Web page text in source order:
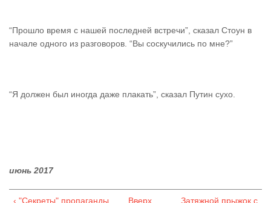
“Прошло время с нашей последней встречи”, сказал Стоун в
начале одного из разговоров. “Вы соскучились по мне?”
“Я должен был иногда даже плакать”, сказал Путин сухо.
июнь 2017
‹ "Секреты" пропаганды Вверх Затяжной прыжок с